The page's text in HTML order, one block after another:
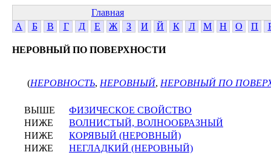
Главная
А
Б В Г Д Е Ж З И Й К Л М Н О П
НЕРОВНЫЙ ПО ПОВЕРХНОСТИ
(НЕРОВНОСТЬ, НЕРОВНЫЙ, НЕРОВНЫЙ ПО
ВЫШЕ
ФИЗИЧЕСКОЕ СВОЙСТВО
НИЖЕ
ВОЛНИСТЫЙ, ВОЛНООБРАЗНЫЙ
НИЖЕ
КОРЯВЫЙ (НЕРОВНЫЙ)
НИЖЕ
НЕГЛАДКИЙ (НЕРОВНЫЙ)